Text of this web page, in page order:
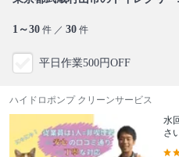
1～30 件 ／ 30 件
平日作業500円OFF
ハイドロポンプ クリーンサービス
水
さ